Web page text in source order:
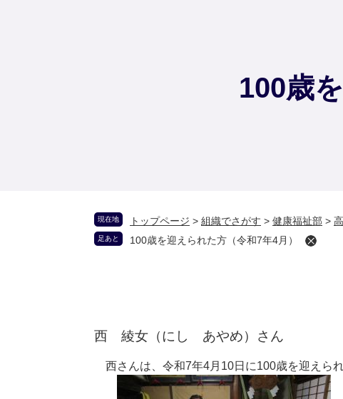
100歳
現在地 トップページ > 組織でさがす > 健康福祉部 >
足あと 100歳を迎えられた方（令和7年4月）
西 綾女（にし あやめ）さん
西さんは、令和7年4月10日に100歳を迎えら